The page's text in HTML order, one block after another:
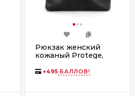
Рюкзак женский
кожаный Protege,
+495 БАЛЛОВ!